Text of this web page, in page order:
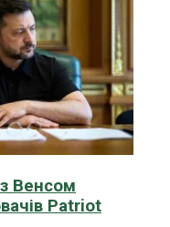
Венсом
Patriot